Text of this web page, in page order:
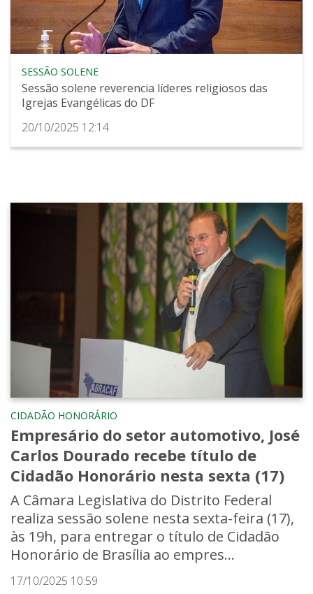
SESSÃO SOLENE
Sessão solene reverencia líderes religiosos das
Igrejas Evangélicas do DF
20/10/2025 12:14
CIDADÃO HONORÁRIO
Empresário do setor automotivo, José
Carlos Dourado recebe título de
Cidadão Honorário nesta sexta (17)
A Câmara Legislativa do Distrito Federal
realiza sessão solene nesta sexta-feira (17),
às 19h, para entregar o título de Cidadão
Honorário de Brasília ao empres...
17/10/2025 10:59